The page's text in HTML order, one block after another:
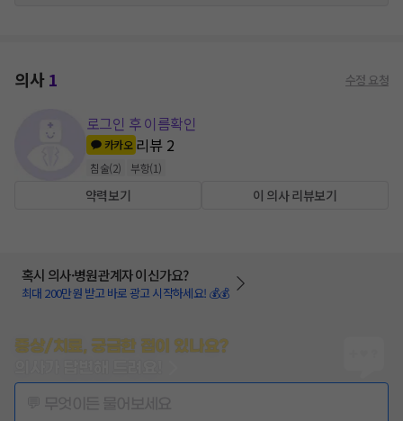
의사1 수정 요청
로그인 후 이름확인
카카오 리뷰 2
침술(2) 부항(1)
약력보기 이 의사 리뷰보기
혹시 의사·병원관계자 이신가요?
최대 200만원 받고 바로 광고 시작하세요! 💰💰
증상/치료, 궁금한 점이 있나요?